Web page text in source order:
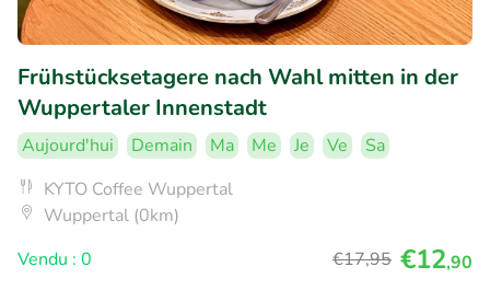
Frühstücksetagere nach Wahl mitten in der
Wuppertaler Innenstadt
Aujourd'hui Demain Ma Me Je Ve
Sa
KYTO Coffee Wuppertal
Wuppertal (0km)
Vendu : 0
€17,95 €12,90